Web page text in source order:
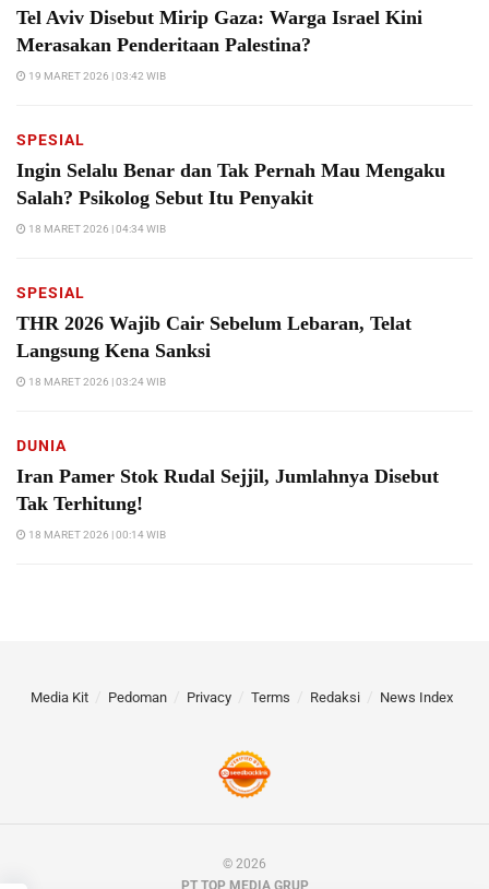
Tel Aviv Disebut Mirip Gaza: Warga Israel Kini
Merasakan Penderitaan Palestina?
19 MARET 2026 | 03:42 WIB
SPESIAL
Ingin Selalu Benar dan Tak Pernah Mau Mengaku
Salah? Psikolog Sebut Itu Penyakit
18 MARET 2026 | 04:34 WIB
SPESIAL
THR 2026 Wajib Cair Sebelum Lebaran, Telat
Langsung Kena Sanksi
18 MARET 2026 | 03:24 WIB
DUNIA
Iran Pamer Stok Rudal Sejjil, Jumlahnya Disebut
Tak Terhitung!
18 MARET 2026 | 00:14 WIB
Media Kit Pedoman Privacy Terms Redaksi News Index
© 2026
PT TOP MEDIA GRUP